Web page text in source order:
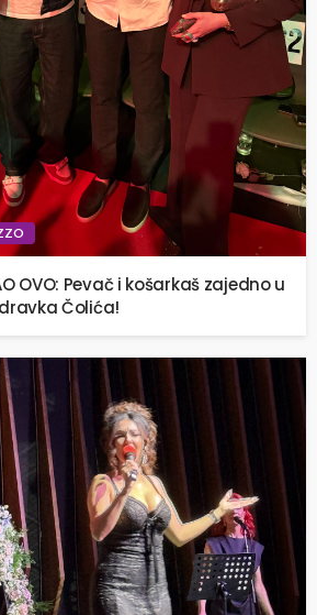
OVO: Pevač i košarkaš zajedno u
Čolića!